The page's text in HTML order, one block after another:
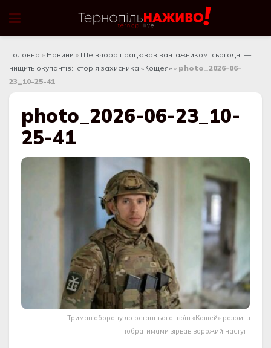
Головна » Новини » Ще вчора працював вантажником, сьогодні —
нищить окупантів: історія захисника «Кощея» » photo_2026-06-
23_10-25-41
photo_2026-06-23_10-
25-41
Тримав оборону до останнього: воїн «Кощей» разом із
побратимами зірвав ворожий наступ.